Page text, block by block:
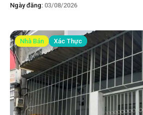
Ngày đăng: 03/08/2026
Nhà Bán Xác Thực